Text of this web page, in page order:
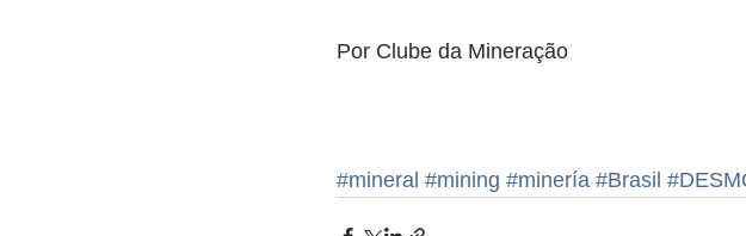
Por Clube da Mineração
#mineral #mining #minería #Brasil